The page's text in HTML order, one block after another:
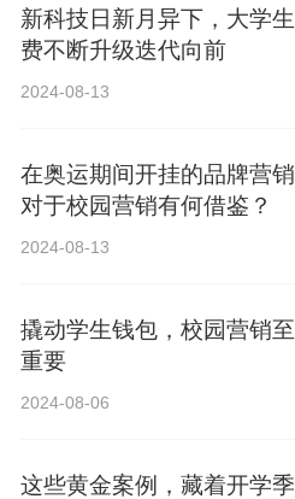
新科技日新月异下，大学
费不断升级迭代向前
2024-08-13
在奥运期间开挂的品牌营销
对于校园营销有何借鉴？
2024-08-13
撬动学生钱包，校园营销
重要
2024-08-06
这些黄金案例，藏着开学